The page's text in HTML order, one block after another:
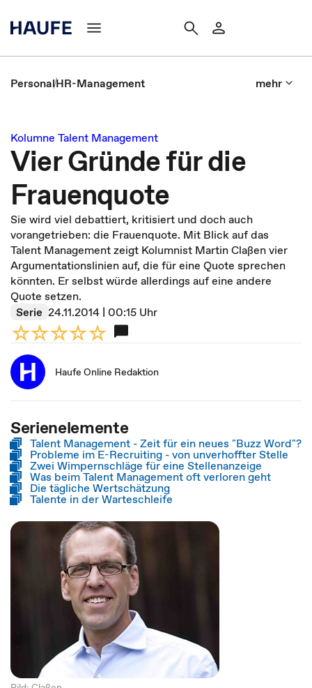
PersonalHR-Management mehr
Kolumne Talent Management
Vier Gründe für die
Frauenquote
Sie wird viel debattiert, kritisiert und doch auch
vorangetrieben: die Frauenquote. Mit Blick auf das
Talent Management zeigt Kolumnist Martin Claßen vier
Argumentationslinien auf, die für eine Quote sprechen
könnten. Er selbst würde allerdings auf eine andere
Quote setzen.
Serie 24.11.2014 | 00:15 Uhr
Haufe Online Redaktion
Serienelemente
Talent Management - Zeit für ein neues "Buzz Word"?
Probleme im E-Recruiting - von unverhoffter Stelle
Zwei Wimpernschläge für eine Stellenanzeige
Was beim Talent Management oft verloren geht
Die tägliche Wertschätzung
Talente in der Warteschleife